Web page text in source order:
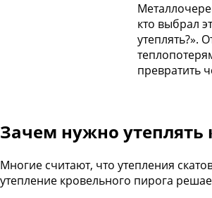
кто выбрал
утеплять?».
превратить
Зачем нужно
Многие считают, что утепления
утепление кровельного пирога